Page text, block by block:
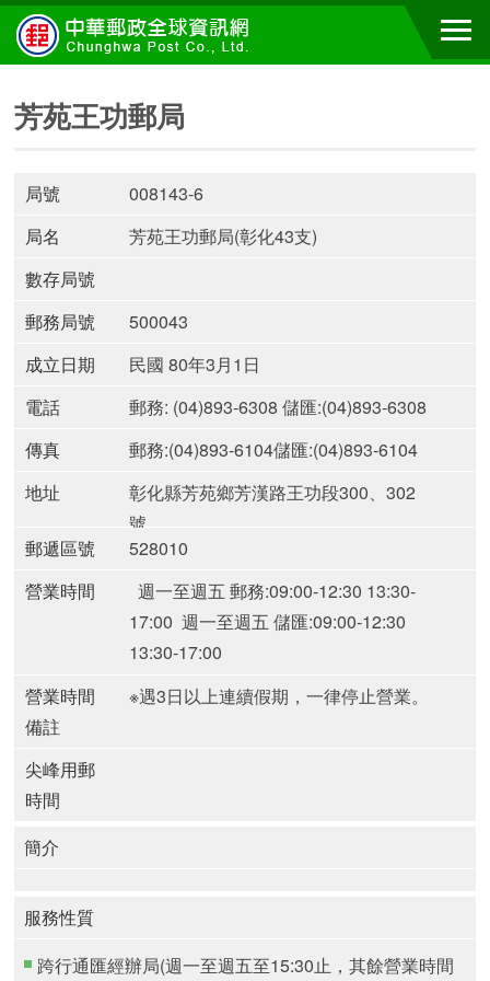
芳苑王功郵局
局號
008143-6
局名
芳苑王功郵局(彰化43支)
數存局號
郵務局號
500043
成立日期
民國 80年3月1日
電話
郵務: (04)893-6308 儲匯:(04)893-6308
傳真
郵務:(04)893-6104儲匯:(04)893-6104
地址
彰化縣芳苑鄉芳漢路王功段300、302
號
郵遞區號
528010
營業時間
週一至週五 郵務:09:00-12:30 13:30-
17:00 週一至週五 儲匯:09:00-12:30
13:30-17:00
營業時間
備註
※遇3日以上連續假期，一律停止營業。
尖峰用郵
時間
簡介
服務性質
跨行通匯經辦局(週一至週五至15:30止，其餘營業時間